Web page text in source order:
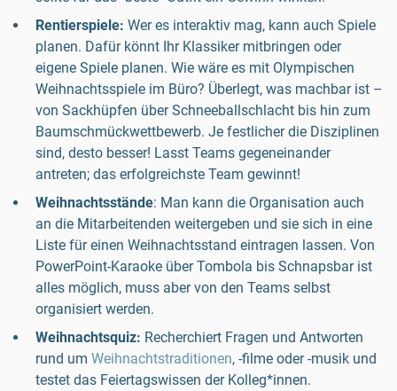
Rentierspiele: Wer es interaktiv mag, kann auch Spiele
planen. Dafür könnt Ihr Klassiker mitbringen oder
eigene Spiele planen. Wie wäre es mit Olympischen
Weihnachtsspiele im Büro? Überlegt, was machbar ist –
von Sackhüpfen über Schneeballschlacht bis hin zum
Baumschmückwettbewerb. Je festlicher die Disziplinen
sind, desto besser! Lasst Teams gegeneinander
antreten; das erfolgreichste Team gewinnt!
Weihnachtsstände: Man kann die Organisation auch
an die Mitarbeitenden weitergeben und sie sich in eine
Liste für einen Weihnachtsstand eintragen lassen. Von
PowerPoint-Karaoke über Tombola bis Schnapsbar ist
alles möglich, muss aber von den Teams selbst
organisiert werden.
Weihnachtsquiz: Recherchiert Fragen und Antworten
rund um Weihnachtstraditionen, -filme oder -musik und
testet das Feiertagswissen der Kolleg*innen.